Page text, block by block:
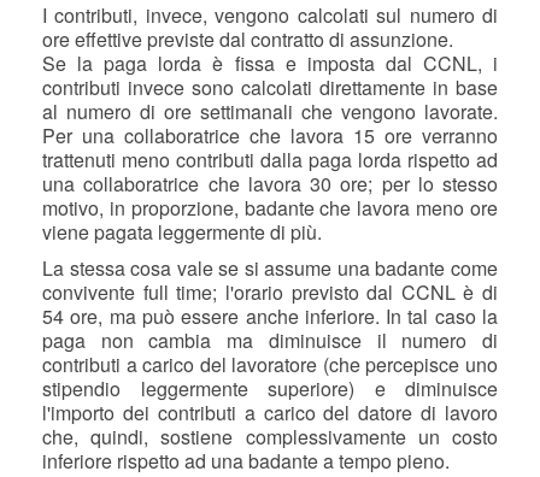
I contributi, invece, vengono calcolati sul numero di
ore effettive previste dal contratto di assunzione.
Se la paga lorda è fissa e imposta dal CCNL, i
contributi invece sono calcolati direttamente in base
al numero di ore settimanali che vengono lavorate.
Per una collaboratrice che lavora 15 ore verranno
trattenuti meno contributi dalla paga lorda rispetto ad
una collaboratrice che lavora 30 ore; per lo stesso
motivo, in proporzione, badante che lavora meno ore
viene pagata leggermente di più.
La stessa cosa vale se si assume una badante come
convivente full time; l'orario previsto dal CCNL è di
54 ore, ma può essere anche inferiore. In tal caso la
paga non cambia ma diminuisce il numero di
contributi a carico del lavoratore (che percepisce uno
stipendio leggermente superiore) e diminuisce
l'importo dei contributi a carico del datore di lavoro
che, quindi, sostiene complessivamente un costo
inferiore rispetto ad una badante a tempo pieno.